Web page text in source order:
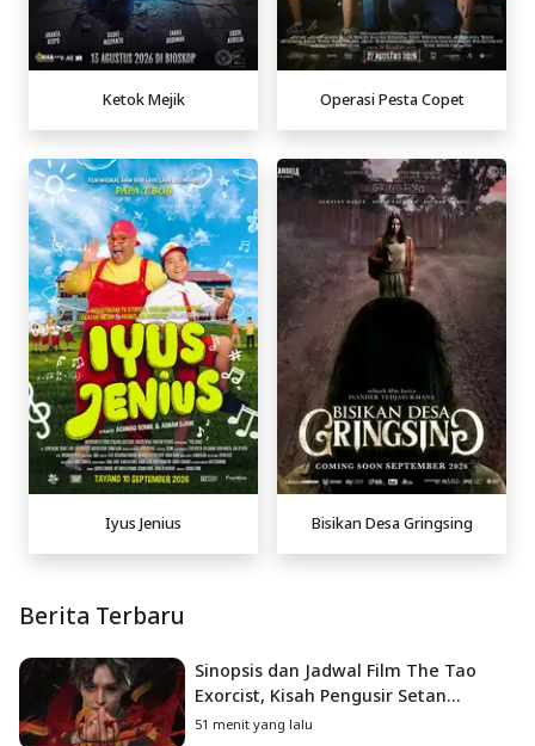
Ketok Mejik Operasi Pesta Copet
Iyus Jenius Bisikan Desa Gringsing
Berita Terbaru
Sinopsis dan Jadwal Film The Tao
Exorcist, Kisah Pengusir Setan
Melawan Kutukan Mematikan
51 menit yang lalu